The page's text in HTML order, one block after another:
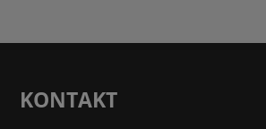
KONTAKT